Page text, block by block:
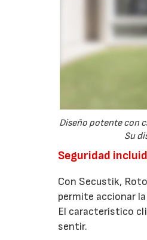
Diseño potente con
Su
Seguridad
Con Secustik,
permite accionar
El característico
sentir.